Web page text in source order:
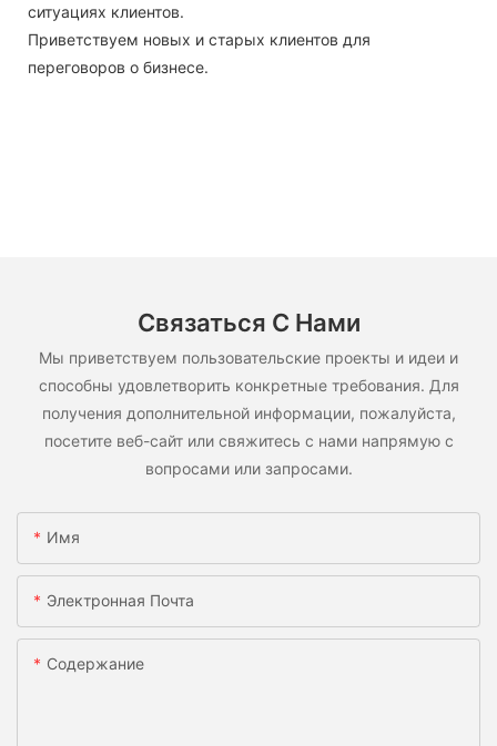
ситуациях клиентов.
Приветствуем новых и старых клиентов для
переговоров о бизнесе.
Связаться С Нами
Мы приветствуем пользовательские проекты и идеи и
способны удовлетворить конкретные требования. Для
получения дополнительной информации, пожалуйста,
посетите веб-сайт или свяжитесь с нами напрямую с
вопросами или запросами.
Имя
Электронная Почта
Содержание